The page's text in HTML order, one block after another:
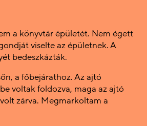
a könyvtár épületét. Nem égett
viselte az épületnek. A
bedeszkázták.
a főbejárathoz. Az ajtó
voltak foldozva, maga az ajtó
zárva. Megmarkoltam a